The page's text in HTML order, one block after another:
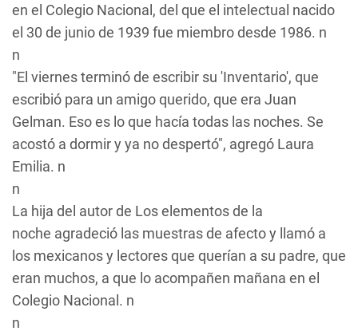
en el Colegio Nacional, del que el intelectual nacido
el 30 de junio de 1939 fue miembro desde 1986. n
n
"El viernes terminó de escribir su 'Inventario', que
escribió para un amigo querido, que era Juan
Gelman. Eso es lo que hacía todas las noches. Se
acostó a dormir y ya no despertó", agregó Laura
Emilia. n
n
La hija del autor de Los elementos de la
noche agradeció las muestras de afecto y llamó a
los mexicanos y lectores que querían a su padre, que
eran muchos, a que lo acompañen mañana en el
Colegio Nacional. n
n